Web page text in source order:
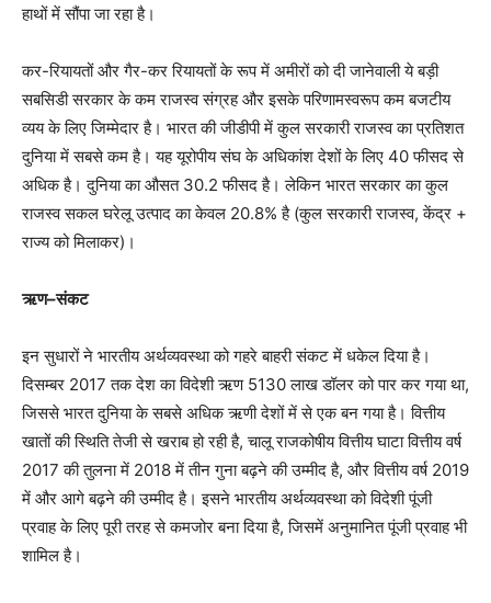
हाथों में सौंपा जा रहा है।
कर-रियायतों और गैर-कर रियायतों के रूप में अमीरों को दी जानेवाली ये बड़ी
सबसिडी सरकार के कम राजस्व संग्रह और इसके परिणामस्वरूप कम बजटीय
व्यय के लिए जिम्मेदार है। भारत की जीडीपी में कुल सरकारी राजस्व का प्रतिशत
दुनिया में सबसे कम है। यह यूरोपीय संघ के अधिकांश देशों के लिए 40 फीसद से
अधिक है। दुनिया का औसत 30.2 फीसद है। लेकिन भारत सरकार का कुल
राजस्व सकल घरेलू उत्पाद का केवल 20.8%है (कुल सरकारी राजस्व, केंद्र +
राज्य को मिलाकर)।
ऋण–संकट
इन सुधारों ने भारतीय अर्थव्यवस्था को गहरे बाहरी संकट में धकेल दिया है।
दिसम्बर 2017 तक देश का विदेशी ऋण 5130 लाख डॉलर को पार कर गया था,
जिससे भारत दुनिया के सबसे अधिक ऋणी देशों में से एक बन गया है। वित्तीय
खातों की स्थिति तेजी से खराब हो रही है, चालू राजकोषीय वित्तीय घाटा वित्तीय वर्ष
2017 की तुलना में 2018 में तीन गुना बढ़ने की उम्मीद है, और वित्तीय वर्ष 2019
में और आगे बढ़ने की उम्मीद है। इसने भारतीय अर्थव्यवस्था को विदेशी पूंजी
प्रवाह के लिए पूरी तरह से कमजोर बना दिया है, जिसमें अनुमानित पूंजी प्रवाह भी
शामिल है।